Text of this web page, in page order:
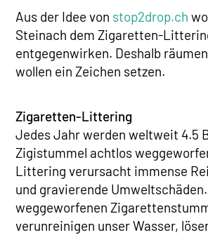
Aus der Idee von stop2drop.ch
Steinach dem Zigaretten-
entgegenwirken. Deshalb
wollen ein Zeichen setzen.
Zigaretten-Littering
Jedes Jahr werden weltweit 4.5
Zigistummel achtlos
Littering verursacht immense
und gravierende
weggeworfenen
verunreinigen unser Wasser,